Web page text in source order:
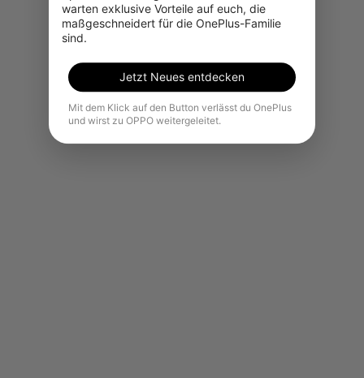
warten exklusive Vorteile auf euch, die
maßgeschneidert für die OnePlus-Familie
sind.
Jetzt Neues entdecken
Mit dem Klick auf den Button verlässt du OnePlus
und wirst zu OPPO weitergeleitet.